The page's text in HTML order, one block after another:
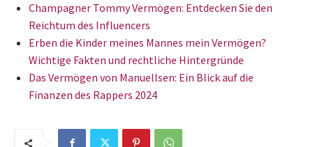
Champagner Tommy Vermögen: Entdecken Sie den
Reichtum des Influencers
Erben die Kinder meines Mannes mein Vermögen?
Wichtige Fakten und rechtliche Hintergründe
Das Vermögen von Manuellsen: Ein Blick auf die
Finanzen des Rappers 2024